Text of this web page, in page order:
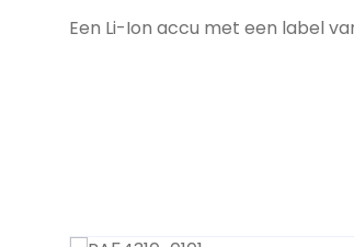
Een Li-Ion accu met een label